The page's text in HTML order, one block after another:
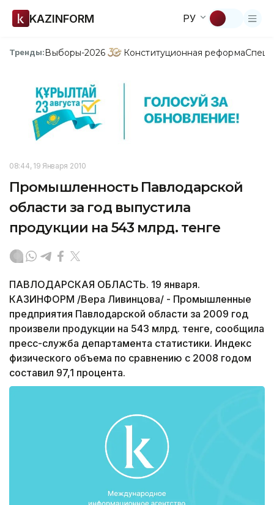
KAZINFORM РУ
Тренды:Выборы-2026 Конституционная реформа
08:44, 19 Января 2010
Промышленность Павлодарской
области за год выпустила
продукции на 543 млрд. тенге
ПАВЛОДАРСКАЯ ОБЛАСТЬ. 19 января.
КАЗИНФОРМ /Вера Ливинцова/ - Промышленные
предприятия Павлодарской области за 2009 год
произвели продукции на 543 млрд. тенге, сообщила
пресс-служба департамента статистики. Индекс
физического объема по сравнению с 2008 годом
составил 97,1 процента.